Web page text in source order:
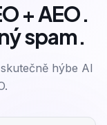
+ AEO.
spam.
hýbe AI